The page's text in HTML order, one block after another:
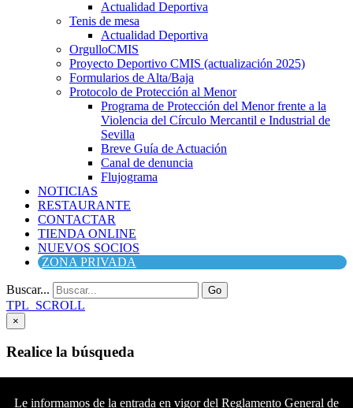
Actualidad Deportiva
Tenis de mesa
Actualidad Deportiva
OrgulloCMIS
Proyecto Deportivo CMIS (actualización 2025)
Formularios de Alta/Baja
Protocolo de Protección al Menor
Programa de Protección del Menor frente a la
Violencia del Círculo Mercantil e Industrial de
Sevilla
Breve Guía de Actuación
Canal de denuncia
Flujograma
NOTICIAS
RESTAURANTE
CONTACTAR
TIENDA ONLINE
NUEVOS SOCIOS
ZONA PRIVADA
Buscar... Go
TPL_SCROLL
×
Realice la búsqueda
Buscar
Le informamos de la entrada en vigor del Reglamento General de